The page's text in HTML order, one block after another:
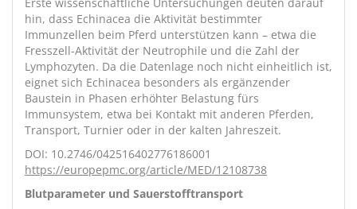
hin, dass Echinacea die Aktivität bestimmter
Immunzellen beim Pferd unterstützen kann – etwa die
Fresszell-Aktivität der Neutrophile und die Zahl der
Lymphozyten. Da die Datenlage noch nicht einheitlich ist,
eignet sich Echinacea besonders als ergänzender
Baustein in Phasen erhöhter Belastung fürs
Immunsystem, etwa bei Kontakt mit anderen Pferden,
Transport, Turnier oder in der kalten Jahreszeit.
DOI: 10.2746/042516402776186001
https://europepmc.org/article/MED/12108738
Blutparameter und Sauerstofftransport